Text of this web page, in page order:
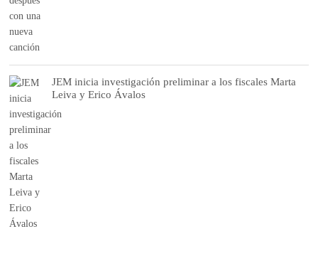
JEM inicia investigación preliminar a los fiscales Marta
Leiva y Erico Ávalos